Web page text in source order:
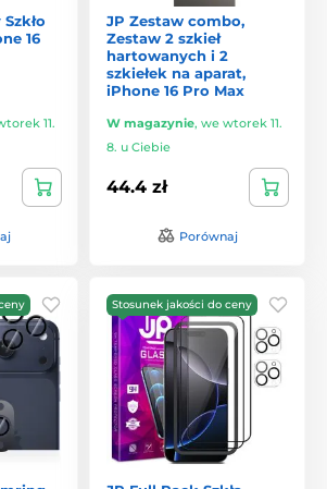
16
11.
JP Zestaw combo,
Zestaw 2 szkieł
hartowanych i 2
szkiełek na aparat,
iPhone 16 Pro Max
W magazynie, we wtorek 11.
8. u Ciebie
44.4 zł
Porównaj
Stosunek jakości do ceny